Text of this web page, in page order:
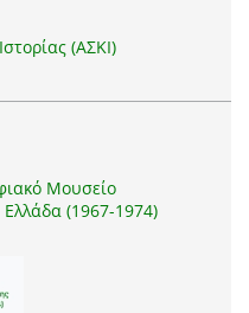
(ΑΣΚΙ)
Μουσείο
(1967-1974)